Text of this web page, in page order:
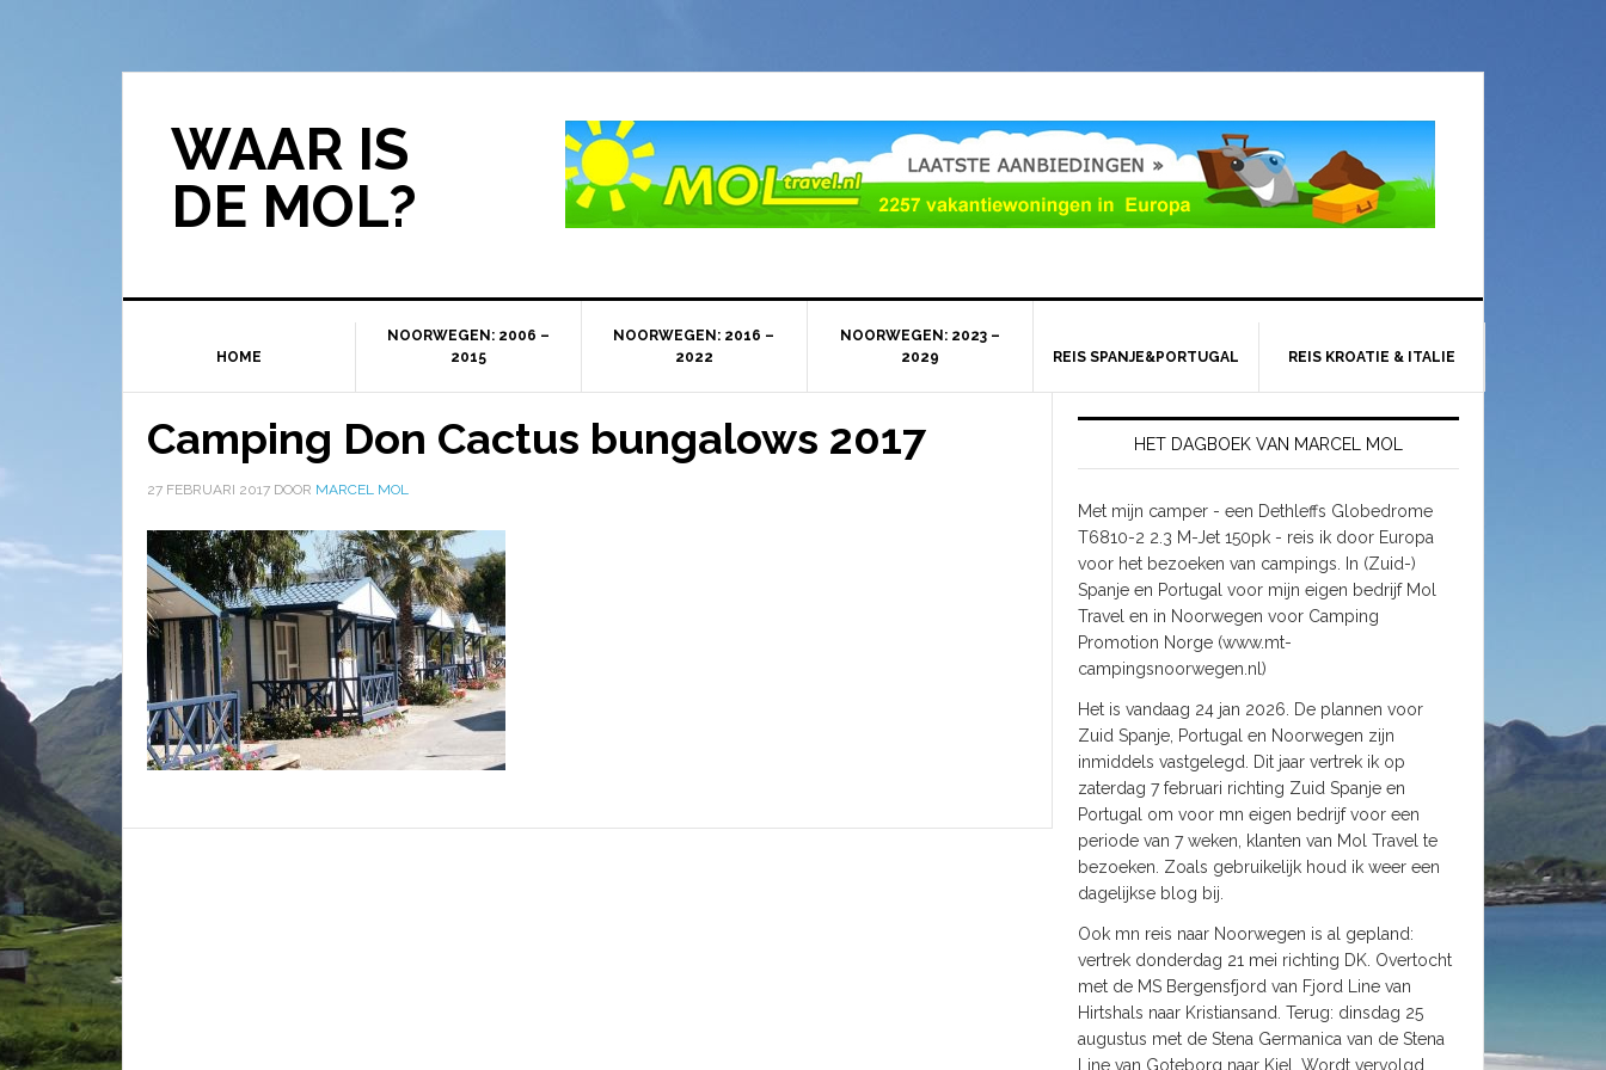
WAAR IS
DE MOL?
HOME
NOORWEGEN: 2006 –
2015
NOORWEGEN: 2016 –
2022
NOORWEGEN: 2023 –
2029
REIS SPANJE&PORTUGAL REIS KROATIE & ITALIE
Camping Don Cactus bungalows 2017
27 FEBRUARI 2017 DOOR MARCEL MOL
HET DAGBOEK VAN MARCEL MOL
Met mijn camper - een Dethleffs Globedrome
T6810-2 2.3 M-Jet 150pk - reis ik door Europa
voor het bezoeken van campings. In (Zuid-)
Spanje en Portugal voor mijn eigen bedrijf Mol
Travel en in Noorwegen voor Camping
Promotion Norge (www.mt-
campingsnoorwegen.nl)
Het is vandaag 24 jan 2026. De plannen voor
Zuid Spanje, Portugal en Noorwegen zijn
inmiddels vastgelegd. Dit jaar vertrek ik op
zaterdag 7 februari richting Zuid Spanje en
Portugal om voor mn eigen bedrijf voor een
periode van 7 weken, klanten van Mol Travel te
bezoeken. Zoals gebruikelijk houd ik weer een
dagelijkse blog bij.
Ook mn reis naar Noorwegen is al gepland:
vertrek donderdag 21 mei richting DK. Overtocht
met de MS Bergensfjord van Fjord Line van
Hirtshals naar Kristiansand. Terug: dinsdag 25
augustus met de Stena Germanica van de Stena
Line van Goteborg naar Kiel. Wordt vervolgd.